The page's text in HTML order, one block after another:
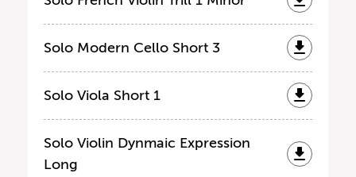
Solo Modern Cello Short 3
Solo Viola Short 1
Solo Violin Dynmaic Expression
Long